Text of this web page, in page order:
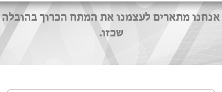
אנחנו מתארים לעצמנו את המתח הכרוך בהובלה
שכזו.